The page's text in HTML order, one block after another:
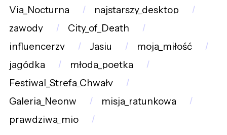
Via_Nocturna
najstarszy_desktop
zawody
City_of_Death
influencerzy
Jasiu
moja_miłość
jagódka
młoda_poetka
Festiwal_Strefa_Chwały
Galeria_Neonw
misja_ratunkowa
prawdziwa_mio